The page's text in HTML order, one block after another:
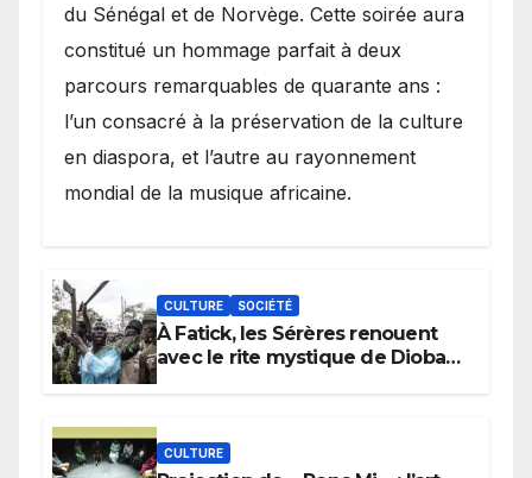
du Sénégal et de Norvège. Cette soirée aura
constitué un hommage parfait à deux
parcours remarquables de quarante ans :
l’un consacré à la préservation de la culture
en diaspora, et l’autre au rayonnement
mondial de la musique africaine.
CULTURE SOCIÉTÉ
À Fatick, les Sérères renouent
avec le rite mystique de Diobaye
CULTURE